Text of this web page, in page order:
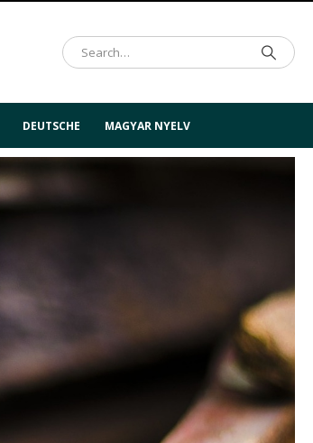
DEUTSCHE MAGYAR NYELV